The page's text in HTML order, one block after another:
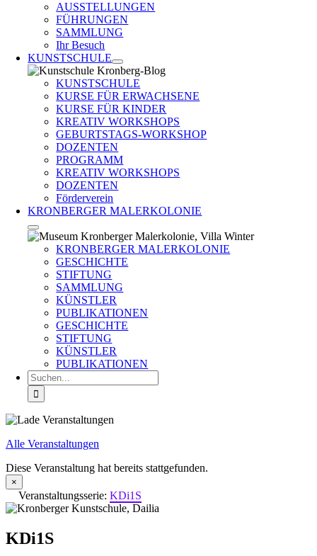
AUSSTELLUNGEN
FÜHRUNGEN
SAMMLUNG
Ihr Besuch
KUNSTSCHULE
KUNSTSCHULE
KURSE FÜR ERWACHSENE
KURSE FÜR KINDER
KREATIV WORKSHOPS
GEBURTSTAGS-WORKSHOP
DOZENTEN
PROGRAMM
KREATIV WORKSHOPS
DOZENTEN
Förderverein
KRONBERGER MALERKOLONIE
KRONBERGER MALERKOLONIE
GESCHICHTE
STIFTUNG
SAMMLUNG
KÜNSTLER
PUBLIKATIONEN
GESCHICHTE
STIFTUNG
KÜNSTLER
PUBLIKATIONEN
Suche
nach:
Alle Veranstaltungen
Diese Veranstaltung hat bereits stattgefunden.
×
Veranstaltungsserie: KDi1S
KDi1S